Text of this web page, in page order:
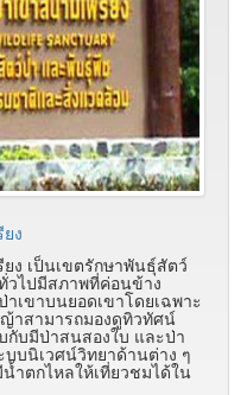
ง
ง เป็นเขตรักษาพันธุ์สัตว์
วไปมีสภาพที่ค่อนข้าง
เขาบนยอดเขาโดยเฉพาะ
าสามารถมองดูทิวทัศน์
กับมีป่าสนสองใบ และป่า
บบนิเวศน์วิทยาด้านต่าง ๆ
ำตกไหลให้เที่ยวชมได้ใน